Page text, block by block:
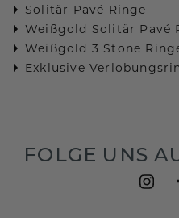
Solitär Pavé Ringe
Weißgold Solitär Pavé
Weißgold 3 Stone
Exklusive
FOLGE UNS